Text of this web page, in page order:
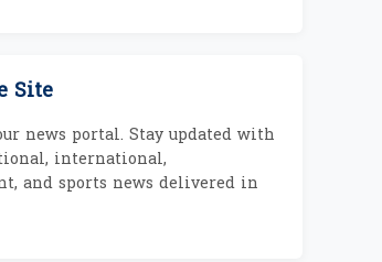
Site
news portal. Stay updated with
international,
and sports news delivered in